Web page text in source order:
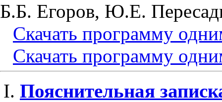
Б.Б. Егоров, Ю.Е.
Скачать программу
Скачать программу
Пояснительная